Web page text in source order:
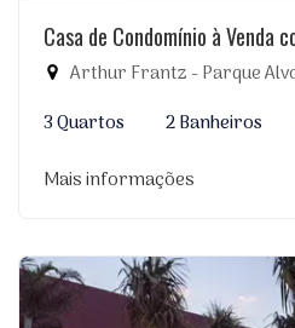
Casa de Condomínio à Venda
Arthur Frantz - Parque
3 Quartos
2 Banheiros
Mais informações